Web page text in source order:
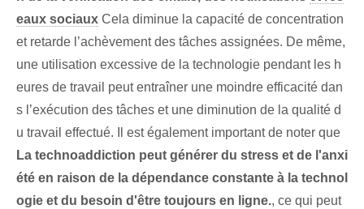
eaux sociaux Cela diminue la capacité de concentration
et retarde l’achèvement des tâches assignées. De même,
une utilisation excessive de la technologie pendant les h
eures de travail peut entraîner une moindre efficacité dan
s l’exécution des tâches et une diminution de la qualité d
u travail effectué. Il est également important de noter que
La technoaddiction peut générer du stress et de l'anxi
été en raison de la dépendance constante à la technol
ogie et du besoin d'être toujours en ligne., ce qui peut